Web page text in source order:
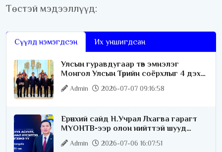
Төстэй мэдээллүүд:
Сүүлд нэмэгдсэн Их уншигдсан
Улсын гуравдугаар төв эмнэлэг
Монгол Улсын Төрийн соёрхлыг 4 дэх
удаагаа хүртлээ
Admin 2026-07-07 09:16:58
Ерөнхий сайд Н.Учрал Лхагва гарагт
МҮОНТВ-ээр олон нийттэй шууд
ярилцана
Admin 2026-07-06 16:07:51